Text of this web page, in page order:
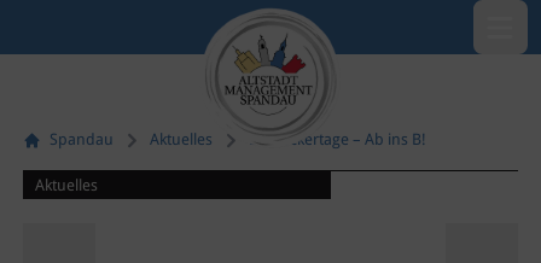
Spandau Aktuelles Entdeckertage – Ab ins B!
Aktuelles